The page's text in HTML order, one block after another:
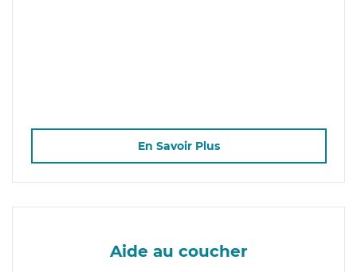
En Savoir Plus
Aide au coucher